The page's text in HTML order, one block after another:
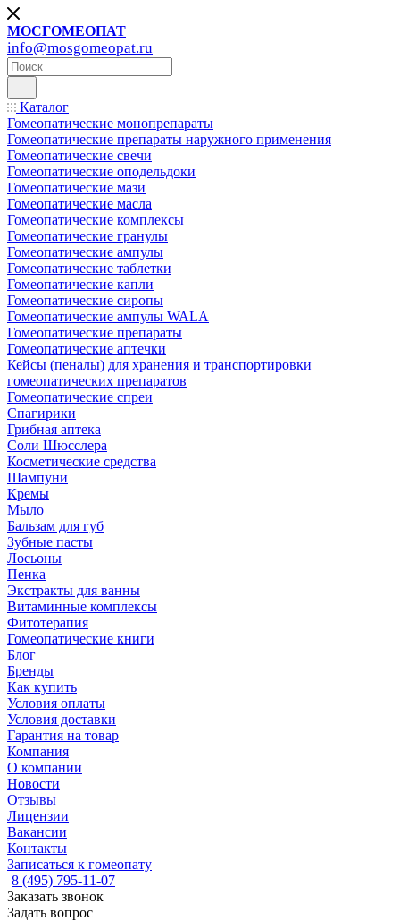
МОСГОМЕОПАТ
info@mosgomeopat.ru
Каталог
Гомеопатические монопрепараты
Гомеопатические препараты наружного применения
Гомеопатические свечи
Гомеопатические оподельдоки
Гомеопатические мази
Гомеопатические масла
Гомеопатические комплексы
Гомеопатические гранулы
Гомеопатические ампулы
Гомеопатические таблетки
Гомеопатические капли
Гомеопатические сиропы
Гомеопатические ампулы WALA
Гомеопатические препараты
Гомеопатические аптечки
Кейсы (пеналы) для хранения и транспортировки
гомеопатических препаратов
Гомеопатические спреи
Спагирики
Грибная аптека
Соли Шюсслера
Косметические средства
Шампуни
Кремы
Мыло
Бальзам для губ
Зубные пасты
Лосьоны
Пенка
Экстракты для ванны
Витаминные комплексы
Фитотерапия
Гомеопатические книги
Блог
Бренды
Как купить
Условия оплаты
Условия доставки
Гарантия на товар
Компания
О компании
Новости
Отзывы
Лицензии
Вакансии
Контакты
Записаться к гомеопату
8 (495) 795-11-07
Заказать звонок
Задать вопрос